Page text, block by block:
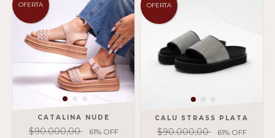
OFERTA
CATALINA NUDE
$90.000,00 61% OFF
OFERTA
CALU STRASS PLATA
$90.000,00 61% OFF